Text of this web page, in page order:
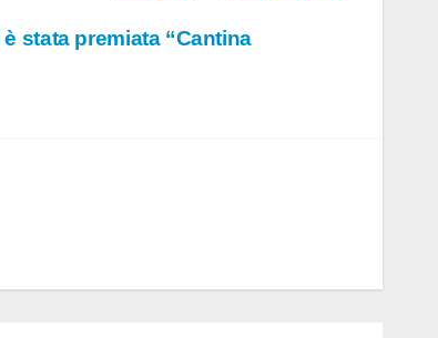
stata premiata “Cantina